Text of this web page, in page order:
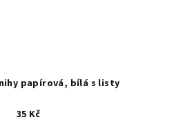
papírová, bílá s listy
35 Kč